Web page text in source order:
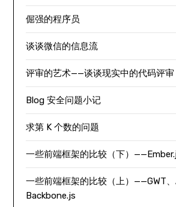
倔强的程序员
谈谈微信的信息流
评审的艺术——谈谈现实中的代码评审
Blog 安全问题小记
求第 K 个数的问题
一些前端框架的比较（下）
一些前端框架的比较（上）——GWT
Backbone.js